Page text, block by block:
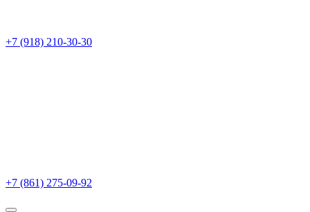
+7 (918) 210-30-30
+7 (861) 275-09-92